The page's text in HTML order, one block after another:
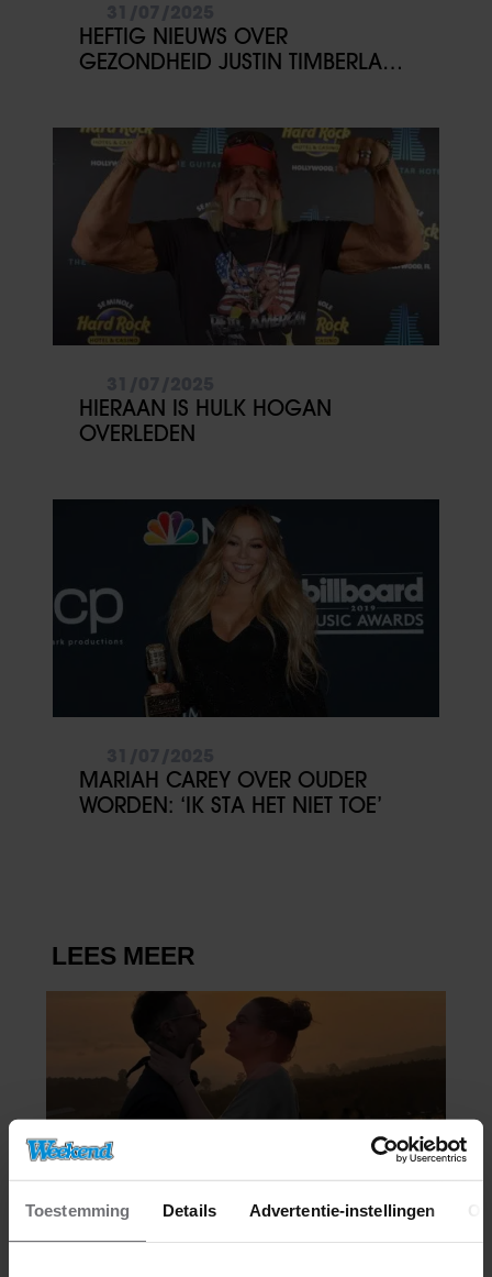
Toestemming Details Advertentie-instellingen
HEFTIG NIEUWS OVER
GEZONDHEID JUSTIN TIMBERLAKE:
HIERAAN IS HULK HOGAN
OVERLEDEN
MARIAH CAREY OVER OUDER
WORDEN: ‘IK STA HET NIET TOE’